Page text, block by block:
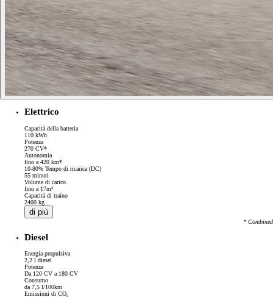
Elettrico
Capacità della batteria
110 kWh
Potenza
270 CV*
Autonomia
fino a 420 km*
10-80% Tempo di ricarica (DC)
55 minuti
Volume di carico
fino a 17m³
Capacità di traino
2400 kg
di più
* Combined
Diesel
Energia propulsiva
2,2 l diesel
Potenza
Da 120 CV a 180 CV
Consumo
da 7,5 l/100km
Emissioni di CO₂